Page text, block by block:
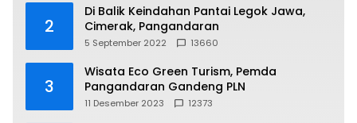
2
Di Balik Keindahan Pantai Legok Jawa,
Cimerak, Pangandaran
5 September 2022 13660
3
Wisata Eco Green Turism, Pemda
Pangandaran Gandeng PLN
11 Desember 2023 12373